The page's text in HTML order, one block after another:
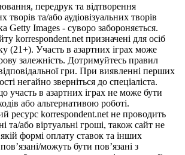
передрук та відтворення
творів та/або аудіовізуальних творів
Getty Images - суворо забороняється.
korrespondent.net призначені для осіб
(21+). Участь в азартних іграх може
залежність. Дотримуйтесь правил
гри. При виявленні перших
негайно зверніться до спеціаліста.
участь в азартних іграх не може бути
або альтернативою роботі.
ресурс korrespondent.net не проводить
та/або віртуальні гроші, також сайт не
формі оплату ставок та інших
можуть бути пов’язані з